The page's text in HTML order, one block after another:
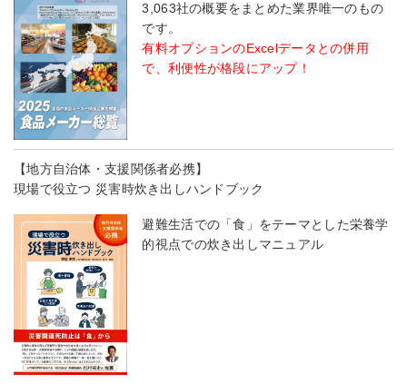
3,063社の概要をまとめた業界唯一のもの
です。
有料オプションのExcelデータとの併用
で、利便性が格段にアップ！
【地方自治体・支援関係者必携】
現場で役立つ 災害時炊き出しハンドブック
避難生活での「食」をテーマとした栄養学
的視点での炊き出しマニュアル